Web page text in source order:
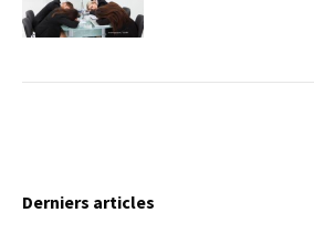
Derniers articles